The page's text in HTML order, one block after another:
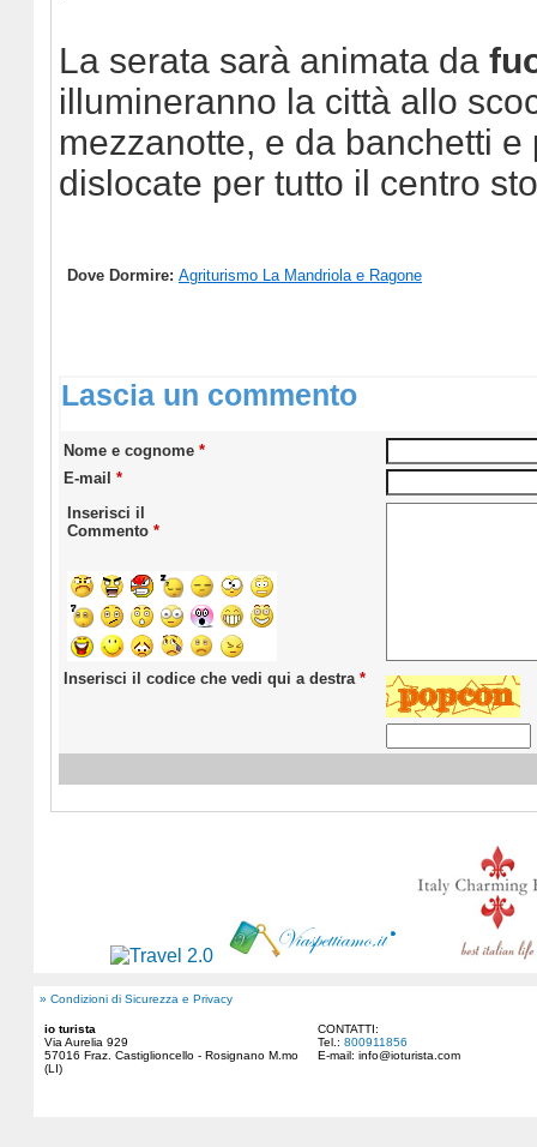
La serata sarà animata da
illumineranno la città allo
mezzanotte, e da banchetti e
dislocate per tutto il centro
Dove Dormire: Agriturismo La Mandriola e Ragone
Lascia un commento
Nome e cognome *
E-mail *
Inserisci il
Commento *
Inserisci il codice che vedi qui a destra *
» Condizioni di Sicurezza e Privacy
io turista
Via Aurelia 929
57016 Fraz. Castiglioncello - Rosignano M.mo
(LI)
CONTATTI:
Tel.: 800911856
E-mail: info@ioturista.com